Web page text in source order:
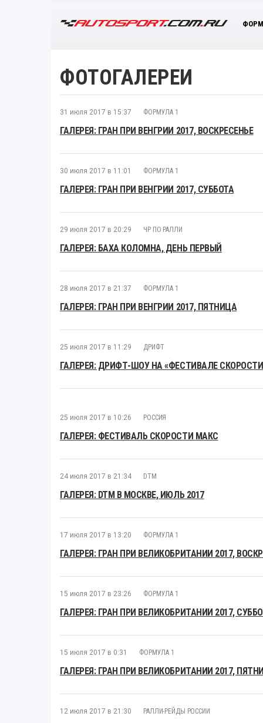
ФОТОГАЛЕРЕИ
31 июля 2017 в 15:37 ФОРМУЛА 1
ГАЛЕРЕЯ: ГРАН ПРИ ВЕНГРИИ 2017, ВОСКРЕСЕНЬЕ
30 июля 2017 в 11:01 ФОРМУЛА 1
ГАЛЕРЕЯ: ГРАН ПРИ ВЕНГРИИ 2017, СУББОТА
29 июля 2017 в 20:29 ЧР ПО РАЛЛИ
ГАЛЕРЕЯ: БАХА КОЛОМНА, ДЕНЬ ПЕРВЫЙ
28 июля 2017 в 21:37 ФОРМУЛА 1
ГАЛЕРЕЯ: ГРАН ПРИ ВЕНГРИИ 2017, ПЯТНИЦА
25 июля 2017 в 11:29 ДРИФТ
ГАЛЕРЕЯ: ДРИФТ-ШОУ НА «ФЕСТИВАЛЕ
25 июля 2017 в 10:26 РОССИЯ
ГАЛЕРЕЯ: ФЕСТИВАЛЬ СКОРОСТИ МАКС
24 июля 2017 в 21:34 DTM
ГАЛЕРЕЯ: DTM В МОСКВЕ, ИЮЛЬ 2017
17 июля 2017 в 13:20 ФОРМУЛА 1
ГАЛЕРЕЯ: ГРАН ПРИ ВЕЛИКОБРИТАНИИ 2017,
15 июля 2017 в 23:26 ФОРМУЛА 1
ГАЛЕРЕЯ: ГРАН ПРИ ВЕЛИКОБРИТАНИИ 2017,
15 июля 2017 в 0:31 ФОРМУЛА 1
ГАЛЕРЕЯ: ГРАН ПРИ ВЕЛИКОБРИТАНИИ 2017,
12 июля 2017 в 21:30 РАЛЛИ-РЕЙДЫ РОССИИ